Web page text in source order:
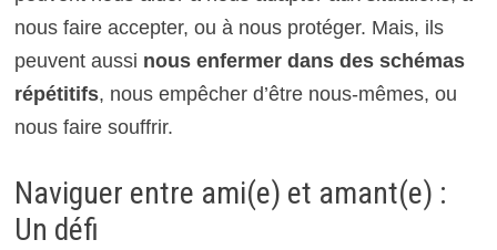
nous faire accepter, ou à nous protéger. Mais, ils
peuvent aussi nous enfermer dans des schémas
répétitifs, nous empêcher d’être nous-mêmes, ou
nous faire souffrir.
Naviguer entre ami(e) et amant(e) :
Un défi